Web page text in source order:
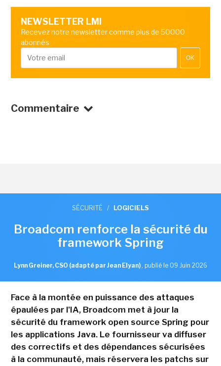
NEWSLETTER LMI
Recevez notre newsletter comme plus de 50000
abonnés
OK
Commentaire
SÉCURITÉ / LOGICIELS
Broadcom renforce la sécurité du
framework Spring
Lynn Greiner, CSO (adapté par Jean Elyan) , publié le 09 Juin 2026
Face à la montée en puissance des attaques
épaulées par l'IA, Broadcom met à jour la
sécurité du framework open source Spring pour
les applications Java. Le fournisseur va diffuser
des correctifs et des dépendances sécurisées
à la communauté, mais réservera les patchs sur